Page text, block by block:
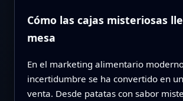
Cómo las cajas misteriosas
mesa
En el marketing alimentario
incertidumbre se ha convertido en
venta. Desde patatas con sabor